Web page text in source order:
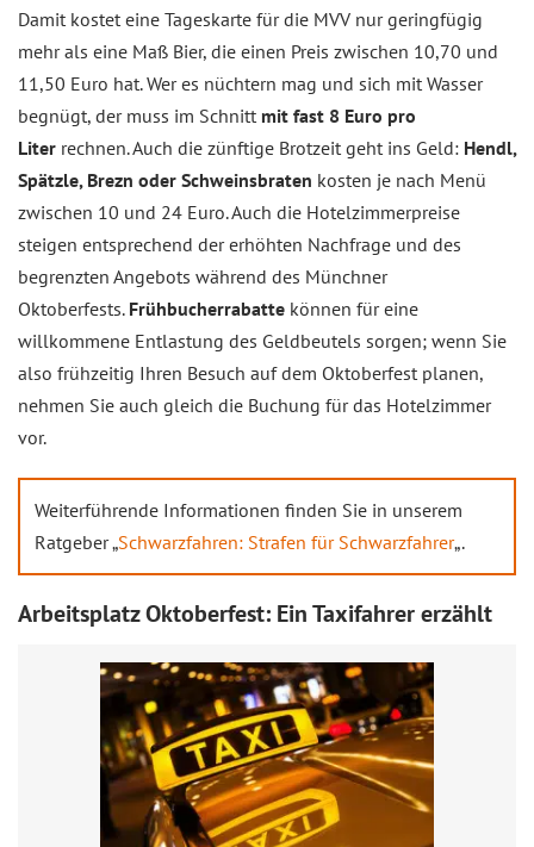
Damit kostet eine Tageskarte für die MVV nur geringfügig
mehr als eine Maß Bier, die einen Preis zwischen 10,70 und
11,50 Euro hat. Wer es nüchtern mag und sich mit Wasser
begnügt, der muss im Schnitt mit fast 8 Euro pro
Liter rechnen. Auch die zünftige Brotzeit geht ins Geld: Hendl,
Spätzle, Brezn oder Schweinsbraten kosten je nach Menü
zwischen 10 und 24 Euro. Auch die Hotelzimmerpreise
steigen entsprechend der erhöhten Nachfrage und des
begrenzten Angebots während des Münchner
Oktoberfests. Frühbucherrabatte können für eine
willkommene Entlastung des Geldbeutels sorgen; wenn Sie
also frühzeitig Ihren Besuch auf dem Oktoberfest planen,
nehmen Sie auch gleich die Buchung für das Hotelzimmer
vor.
Weiterführende Informationen finden Sie in unserem
Ratgeber „Schwarzfahren: Strafen für Schwarzfahrer„.
Arbeitsplatz Oktoberfest: Ein Taxifahrer erzählt